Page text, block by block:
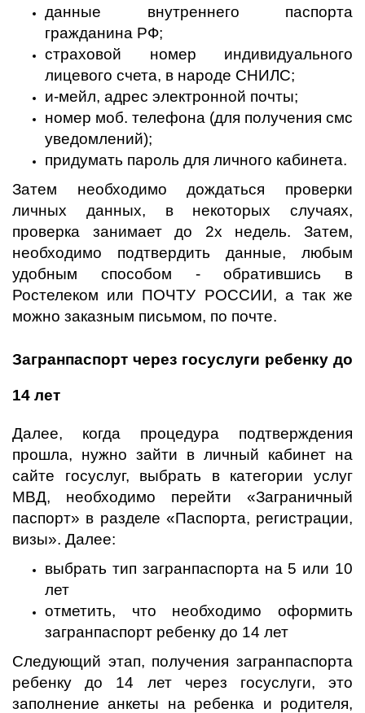
данные внутреннего паспорта
гражданина РФ;
страховой номер индивидуального
лицевого счета, в народе СНИЛС;
и-мейл, адрес электронной почты;
номер моб. телефона (для получения смс
уведомлений);
придумать пароль для личного кабинета.
Затем необходимо дождаться проверки
личных данных, в некоторых случаях,
проверка занимает до 2х недель. Затем,
необходимо подтвердить данные, любым
удобным способом - обратившись в
Ростелеком или ПОЧТУ РОССИИ, а так же
можно заказным письмом, по почте.
Загранпаспорт через госуслуги ребенку до
14 лет
Далее, когда процедура подтверждения
прошла, нужно зайти в личный кабинет на
сайте госуслуг, выбрать в категории услуг
МВД, необходимо перейти «Заграничный
паспорт» в разделе «Паспорта, регистрации,
визы». Далее:
выбрать тип загранпаспорта на 5 или 10
лет
отметить, что необходимо оформить
загранпаспорт ребенку до 14 лет
Следующий этап, получения загранпаспорта
ребенку до 14 лет через госуслуги, это
заполнение анкеты на ребенка и родителя,